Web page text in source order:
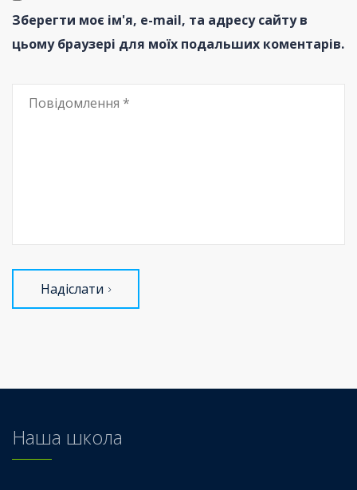
Зберегти моє ім'я, e-mail, та адресу сайту в
цьому браузері для моїх подальших коментарів.
Надіслати
Наша школа